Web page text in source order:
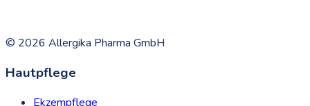
© 2026 Allergika Pharma GmbH
Hautpflege
Ekzempflege